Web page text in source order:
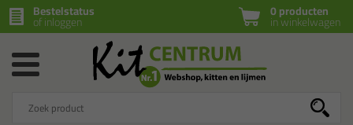
0 producten
in winkelwagen
Bestelstatus
of inloggen